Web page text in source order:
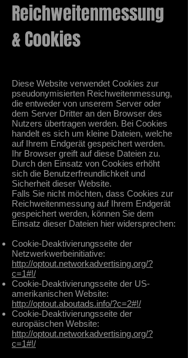
Reichweitenmessung
& Cookies
Diese Website verwendet Cookies zur
pseudonymisierten Reichweitenmessung,
die entweder von unserem Server oder
dem Server Dritter an den Browser des
Nutzers übertragen werden. Bei Cookies
handelt es sich um kleine Dateien, welche
auf Ihrem Endgerät gespeichert werden.
Ihr Browser greift auf diese Dateien zu.
Durch den Einsatz von Cookies erhöht
sich die Benutzerfreundlichkeit und
Sicherheit dieser Website.
Falls Sie nicht möchten, dass Cookies zur
Reichweitenmessung auf Ihrem Endgerät
gespeichert werden, können Sie dem
Einsatz dieser Dateien hier widersprechen:
Cookie-Deaktivierungsseite der
Netzwerkwerbeinitiative:
http://optout.networkadvertising.org/?
c=1#!/
Cookie-Deaktivierungsseite der US-
amerikanischen Website:
http://optout.aboutads.info/?c=2#!/
Cookie-Deaktivierungsseite der
europäischen Website:
http://optout.networkadvertising.org/?
c=1#!/